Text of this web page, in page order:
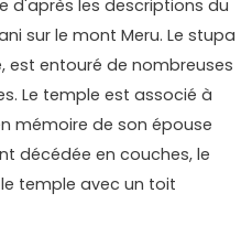
d'après les descriptions du
sur le mont Meru. Le stupa
est entouré de nombreuses
Le temple est associé à
mémoire de son épouse
décédée en couches, le
temple avec un toit